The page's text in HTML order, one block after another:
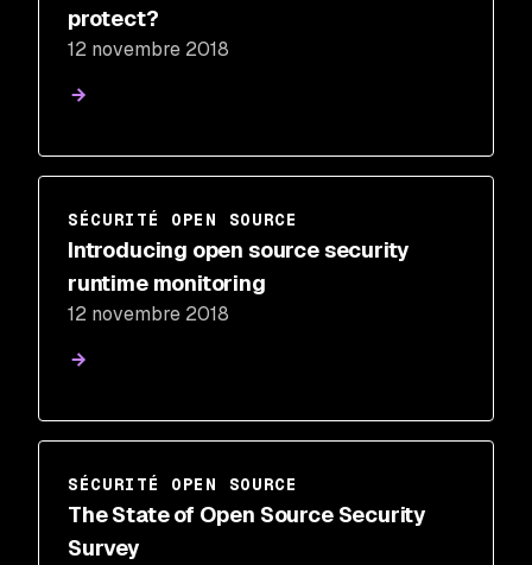
protect?
12 novembre 2018
SÉCURITÉ OPEN SOURCE
Introducing open source security
runtime monitoring
12 novembre 2018
SÉCURITÉ OPEN SOURCE
The State of Open Source Security
Survey